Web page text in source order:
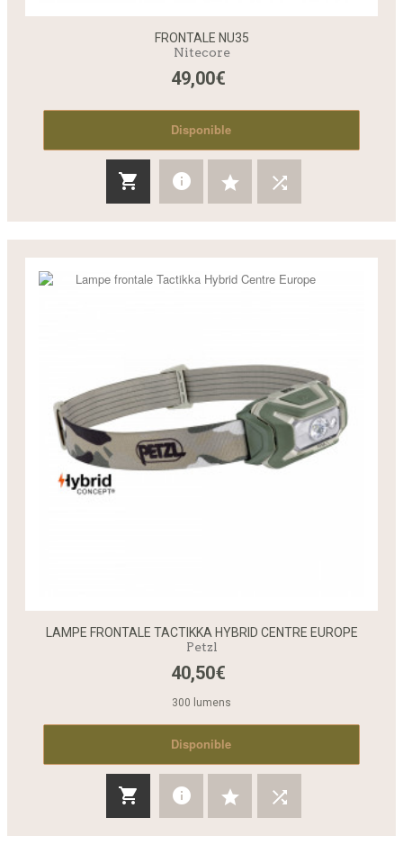
FRONTALE NU35
Nitecore
49,00€
Disponible
LAMPE FRONTALE TACTIKKA HYBRID CENTRE EUROPE
Petzl
40,50€
300 lumens
Disponible